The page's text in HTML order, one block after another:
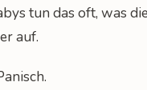
tun das oft, was
auf.